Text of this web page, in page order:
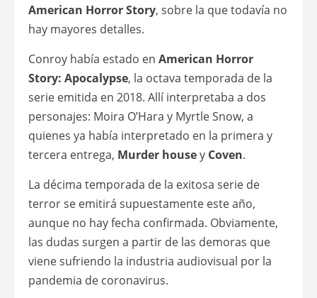
American Horror Story, sobre la que todavía no
hay mayores detalles.
Conroy había estado en American Horror
Story: Apocalypse, la octava temporada de la
serie emitida en 2018. Allí interpretaba a dos
personajes: Moira O’Hara y Myrtle Snow, a
quienes ya había interpretado en la primera y
tercera entrega, Murder housey Coven.
La décima temporada de la exitosa serie de
terror se emitirá supuestamente este año,
aunque no hay fecha confirmada. Obviamente,
las dudas surgen a partir de las demoras que
viene sufriendo la industria audiovisual por la
pandemia de coronavirus.